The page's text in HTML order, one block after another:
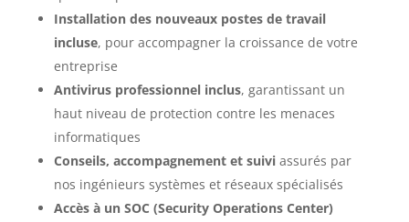
Installation des nouveaux postes de travail
incluse, pour accompagner la croissance de votre
entreprise
Antivirus professionnel inclus, garantissant un
haut niveau de protection contre les menaces
informatiques
Conseils, accompagnement et suiviassurés par
nos ingénieurs systèmes et réseaux spécialisés
Accès à un SOC (Security Operations Center)